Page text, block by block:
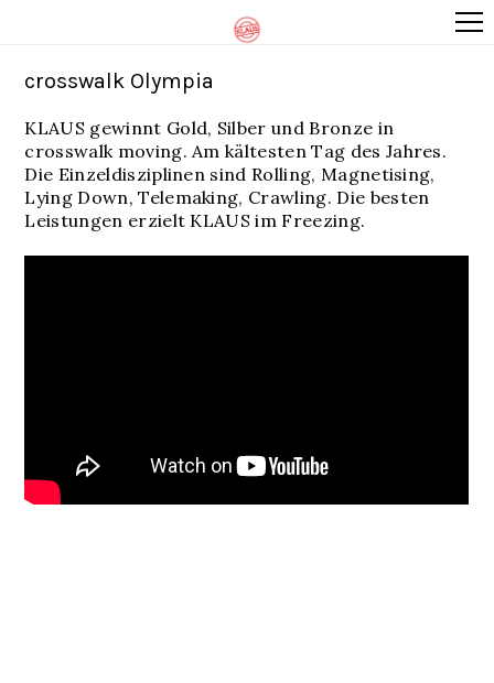
crosswalk Olympia
KLAUS gewinnt Gold, Silber und Bronze in
crosswalk moving. Am kältesten Tag des Jahres.
Die Einzeldisziplinen sind Rolling, Magnetising,
Lying Down, Telemaking, Crawling. Die besten
Leistungen erzielt KLAUS im Freezing.